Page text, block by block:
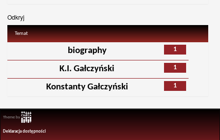
Odkryj
Temat
1
biography
1
K.I. Gałczyński
1
Konstanty Gałczyński
Theme by
Deklaracja dostępności